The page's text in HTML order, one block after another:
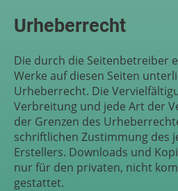
Urheberrecht
Die durch die Seitenbetreiber
Werke auf diesen Seiten
Urheberrecht. Die
Verbreitung und jede Art der
der Grenzen des
schriftlichen Zustimmung des
Erstellers. Downloads und
nur für den privaten, nicht
gestattet.